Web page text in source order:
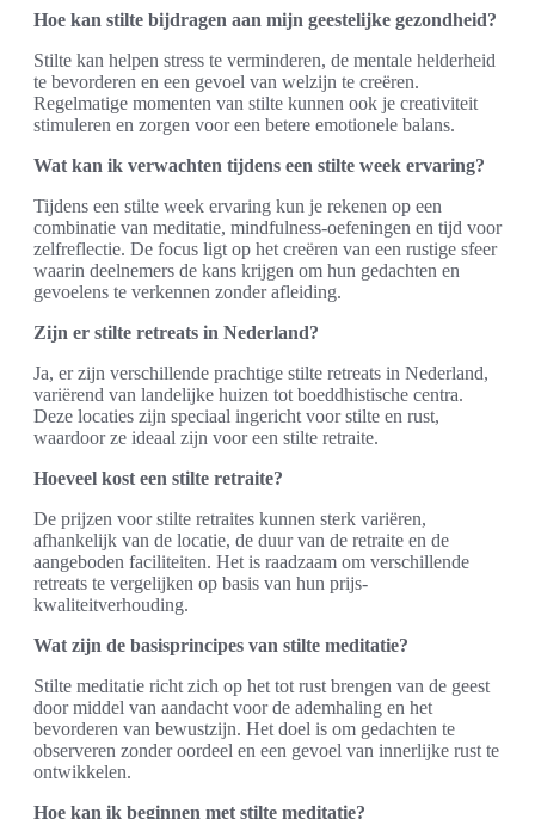
Hoe kan stilte bijdragen aan mijn geestelijke gezondheid?
Stilte kan helpen stress te verminderen, de mentale helderheid
te bevorderen en een gevoel van welzijn te creëren.
Regelmatige momenten van stilte kunnen ook je creativiteit
stimuleren en zorgen voor een betere emotionele balans.
Wat kan ik verwachten tijdens een stilte week ervaring?
Tijdens een stilte week ervaring kun je rekenen op een
combinatie van meditatie, mindfulness-oefeningen en tijd voor
zelfreflectie. De focus ligt op het creëren van een rustige sfeer
waarin deelnemers de kans krijgen om hun gedachten en
gevoelens te verkennen zonder afleiding.
Zijn er stilte retreats in Nederland?
Ja, er zijn verschillende prachtige stilte retreats in Nederland,
variërend van landelijke huizen tot boeddhistische centra.
Deze locaties zijn speciaal ingericht voor stilte en rust,
waardoor ze ideaal zijn voor een stilte retraite.
Hoeveel kost een stilte retraite?
De prijzen voor stilte retraites kunnen sterk variëren,
afhankelijk van de locatie, de duur van de retraite en de
aangeboden faciliteiten. Het is raadzaam om verschillende
retreats te vergelijken op basis van hun prijs-
kwaliteitverhouding.
Wat zijn de basisprincipes van stilte meditatie?
Stilte meditatie richt zich op het tot rust brengen van de geest
door middel van aandacht voor de ademhaling en het
bevorderen van bewustzijn. Het doel is om gedachten te
observeren zonder oordeel en een gevoel van innerlijke rust te
ontwikkelen.
Hoe kan ik beginnen met stilte meditatie?